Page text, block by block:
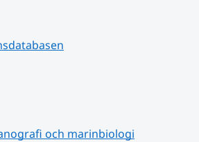
och marinbiologi